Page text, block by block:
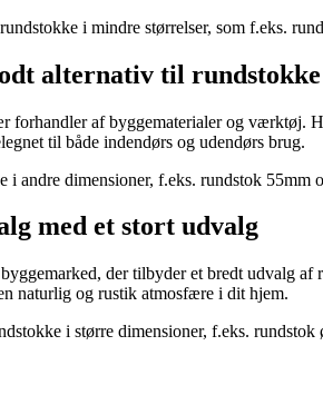
i mindre størrelser, som f.eks.
alternativ til rundstokke
forhandler af byggematerialer og værktøj.
til både indendørs og udendørs brug.
i andre dimensioner, f.eks. rundstok
med et stort udvalg
der tilbyder et bredt udvalg
naturlig og rustik atmosfære i dit hjem.
i større dimensioner, f.eks.